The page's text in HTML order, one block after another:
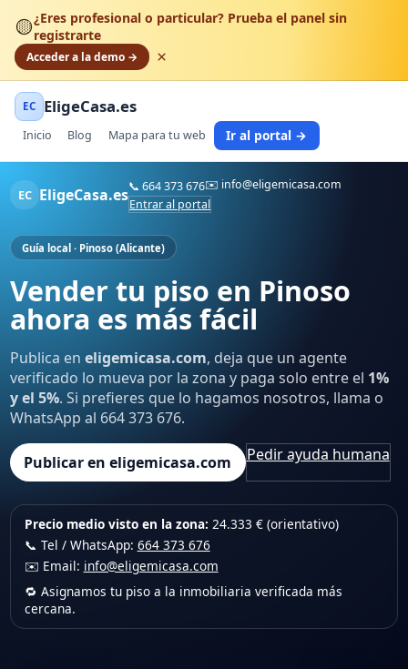
🟡¿Eres profesional o particular? Prueba el panel sin
registrarte
Acceder a la demo → ×
EC EligeCasa.es
Inicio Blog Mapa para tu web Ir al portal →
EC EligeCasa.es📞664 373 676✉️ info@eligemicasa.com
Entrar al portal
Guía local · Pinoso (Alicante)
Vender tu piso en Pinoso
ahora es más fácil
Publica eneligemicasa.com, deja que un agente
verificado lo mueva por la zona y paga solo entre el 1%
y el 5%. Si prefieres que lo hagamos nosotros, llama o
WhatsApp al 664 373 676.
Publicar en eligemicasa.com Pedir ayuda humana
Precio medio visto en la zona: 24.333 € (orientativo)
📞 Tel / WhatsApp: 664 373 676
✉️ Email: info@eligemicasa.com
🔁 Asignamos tu piso a la inmobiliaria verificada más
cercana.